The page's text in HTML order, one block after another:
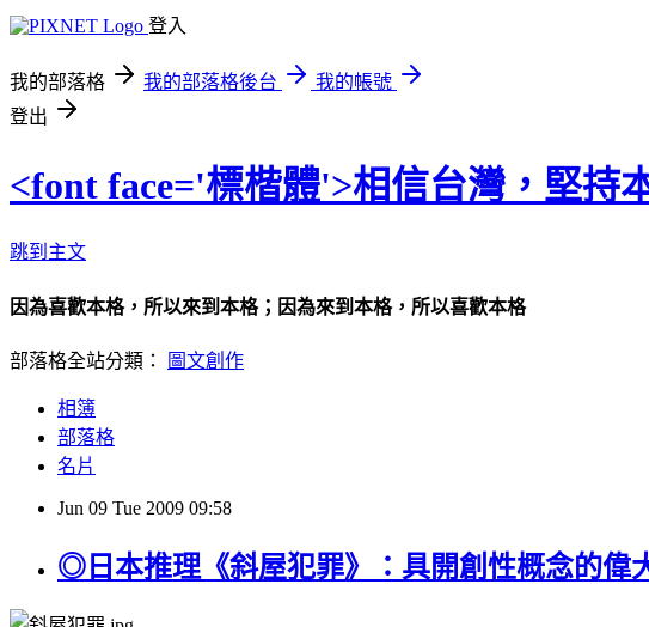
登入
我的部落格 我的部落格後台
我的帳號
登出
<font face='標楷體'>相信台灣，堅持
跳到主文
因為喜歡本格，所以來到本格；因為來到本格，所以喜歡本格
部落格全站分類： 圖文創作
相簿
部落格
名片
Jun 09 Tue 2009 09:58
◎日本推理《斜屋犯罪》：具開創性概念的偉